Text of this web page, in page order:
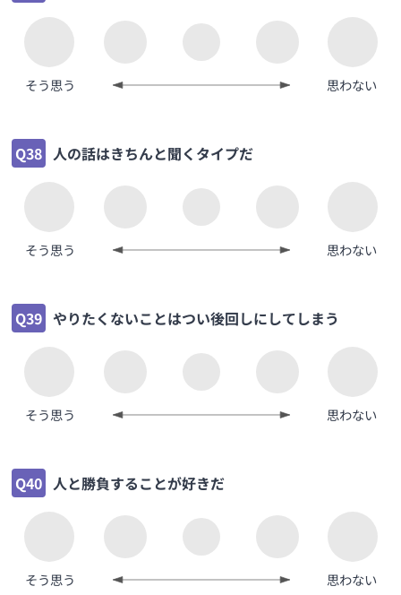
そう思う 思わない
Q38 人の話はきちんと聞くタイプだ
そう思う 思わない
Q39 やりたくないことはつい後回しにしてしまう
そう思う 思わない
Q40 人と勝負することが好きだ
そう思う 思わない